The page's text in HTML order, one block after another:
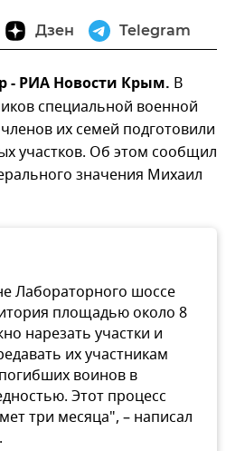
Дзен Telegram
РИА Новости Крым. В
специальной военной
их семей подготовили
участков. Об этом сообщил
значения Михаил
Лабораторного шоссе
площадью около 8
нарезать участки и
их участникам
воинов в
Этот процесс
три месяца", – написал